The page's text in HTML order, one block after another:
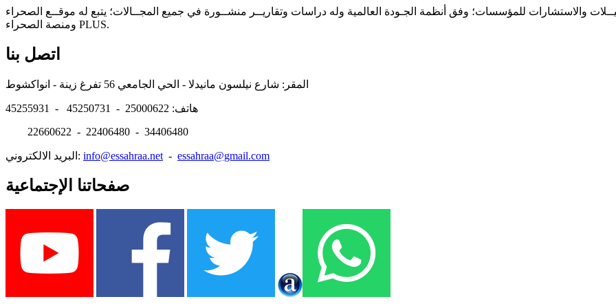
والاستشارات للمؤسسات؛ وفق أنظمة الجـودة العالمية وله دراسات وتقاريــر منشــورة في جميع المجــالات؛ يتبع له موقــع الصحراء
ومنصة الصحراء PLUS.
اتصل بنا
هاتف: 25000622 - 45250731 - 45255931
22660622 - 22406480 - 34406480
البريد الالكتروني: info@essahraa.net - essahraa@gmail.com
صفحاتنا الإجتماعية